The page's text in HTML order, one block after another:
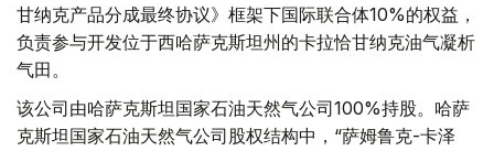
甘纳克产品分成最终协议》框架下国际联合体10%的权益，
负责参与开发位于西哈萨克斯坦州的卡拉恰甘纳克油气凝析
气田。
该公司由哈萨克斯坦国家石油天然气公司100%持股。哈萨
克斯坦国家石油天然气公司股权结构中，“萨姆鲁克-卡泽